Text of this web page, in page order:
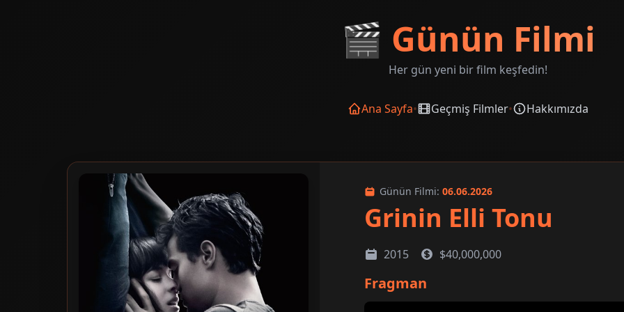
🎬 Günün Filmi
Her gün yeni bir film keşfedin!
Ana Sayfa• Geçmiş Filmler• Hakkımızda
Günün Filmi: 06.06.2026
Grinin Elli Tonu
2015 $40,000,000
Fragman